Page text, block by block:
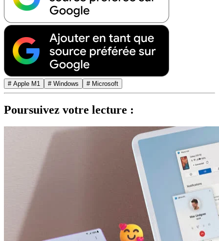
# Apple M1 # Windows # Microsoft
Poursuivez votre lecture :